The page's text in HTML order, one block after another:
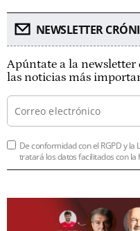
NEWSLETTER
Apúntate a la
las noticias más
De conformidad con el RGPD y la
tratará los datos facilitados con